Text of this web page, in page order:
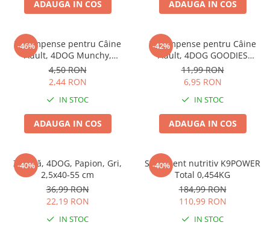
Pernuțe
Proteice
Umede
Îngrijire Pisici
Așternut Igienic Pisici
Igienă Pisici
Antiparazitare Pisici
Vitamine Pisici
Accesorii Pisici
Culcușuri & Saltele Pisici
Ansambluri Pisici
Castroane & Adapatori Pisici
ADAUGA IN COS ADAUGA IN COS
-46%
Recompense pentru Câine
Adult, 4DOG Munchy,
Batoane, Vită, 12.5cm, 10
bucăți
4,50 RON
2,44 RON
IN STOC
ADAUGA IN COS
-42%
Recompense pentru Câine
Adult, 4DOG GOODIES
Barbecue, Cotlete de Miel,
100g
11,99 RON
6,95 RON
IN STOC
ADAUGA IN COS
-40%
Zgardă, 4DOG, Papion, Gri,
2,5x40-55 cm
36,99 RON
22,19 RON
IN STOC
-40%
Supliment nutritiv K9POWER
Total 0,454KG
184,99 RON
110,99 RON
IN STOC